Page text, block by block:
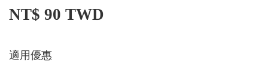
NT$ 90 TWD
適用優惠